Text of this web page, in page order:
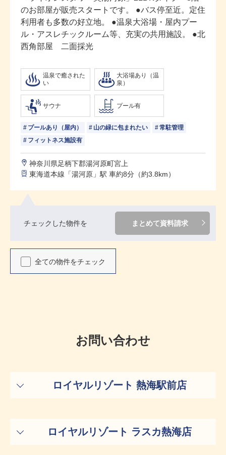
のお部屋が販売スタートです。 ●バス停至近。定住
利用者も多数の好立地。 ●温泉大浴場・屋内プー
ル・アスレチックルーム等、充実の共用施設。 ●北
西角部屋 二面採光
温泉で癒された
い
大浴場あり（温
泉）
サウナ プール有
プールあり（屋内） 山の緑に包まれたい
常駐管理
フィットネス施設有
神奈川県足柄下郡湯河原町宮上
東海道本線「湯河原」駅 車約8分（約3.8km）
チェックした物件を まとめて資料請求
全ての物件をチェック
お問い合わせ
ロイヤルリゾート 熱海駅前店
ロイヤルリゾート ラスカ熱海店